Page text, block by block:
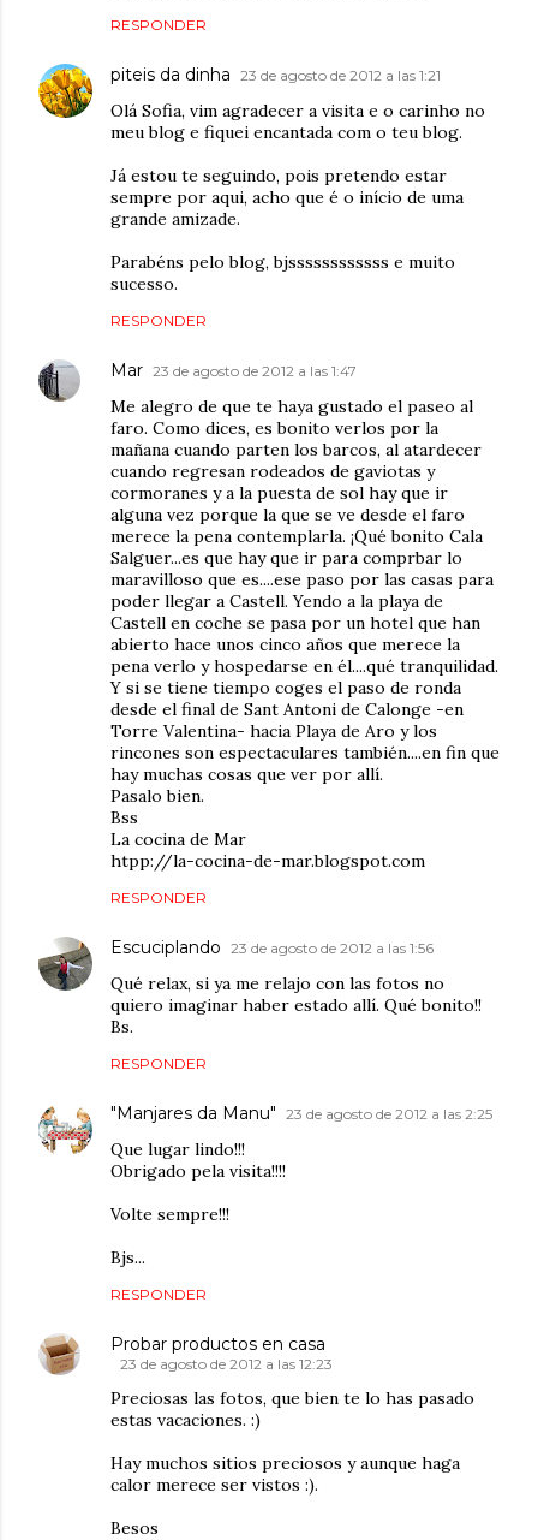
RESPONDER
piteis da dinha 23 de agosto de 2012 a las 1:21
Olá Sofia, vim agradecer a visita e o carinho no
meu blog e fiquei encantada com o teu blog.
Já estou te seguindo, pois pretendo estar
sempre por aqui, acho que é o início de uma
grande amizade.
Parabéns pelo blog, bjssssssssssss e muito
sucesso.
RESPONDER
Mar 23 de agosto de 2012 a las 1:47
Me alegro de que te haya gustado el paseo al
faro. Como dices, es bonito verlos por la
mañana cuando parten los barcos, al atardecer
cuando regresan rodeados de gaviotas y
cormoranes y a la puesta de sol hay que ir
alguna vez porque la que se ve desde el faro
merece la pena contemplarla. ¡Qué bonito Cala
Salguer...es que hay que ir para comprbar lo
maravilloso que es....ese paso por las casas para
poder llegar a Castell. Yendo a la playa de
Castell en coche se pasa por un hotel que han
abierto hace unos cinco años que merece la
pena verlo y hospedarse en él....qué tranquilidad.
Y si se tiene tiempo coges el paso de ronda
desde el final de Sant Antoni de Calonge -en
Torre Valentina- hacia Playa de Aro y los
rincones son espectaculares también....en fin que
hay muchas cosas que ver por allí.
Pasalo bien.
Bss
La cocina de Mar
htpp://la-cocina-de-mar.blogspot.com
RESPONDER
Escuciplando 23 de agosto de 2012 a las 1:56
Qué relax, si ya me relajo con las fotos no
quiero imaginar haber estado allí. Qué bonito!!
Bs.
RESPONDER
"Manjares da Manu" 23 de agosto de 2012 a las 2:25
Que lugar lindo!!!
Obrigado pela visita!!!!
Volte sempre!!!
Bjs...
RESPONDER
Probar productos en casa
23 de agosto de 2012 a las 12:23
Preciosas las fotos, que bien te lo has pasado
estas vacaciones. :)
Hay muchos sitios preciosos y aunque haga
calor merece ser vistos :).
Besos